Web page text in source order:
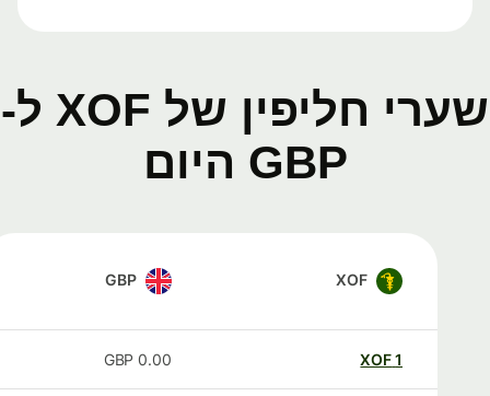
שערי חליפין של XOF ל-
GBP היום
XOF
GBP
XOF
0.00
GBP